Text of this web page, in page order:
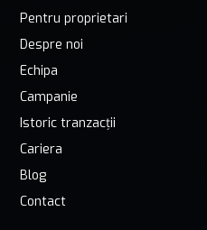
Pentru proprietari
Despre noi
Echipa
Campanie
Istoric tranzacții
Cariera
Blog
Contact